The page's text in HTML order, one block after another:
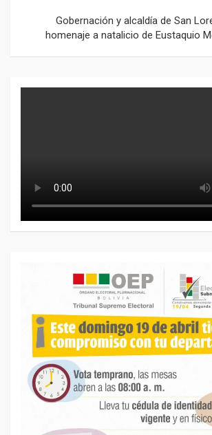
Gobernación y alcaldía de San
homenaje a natalicio de Eustaquio